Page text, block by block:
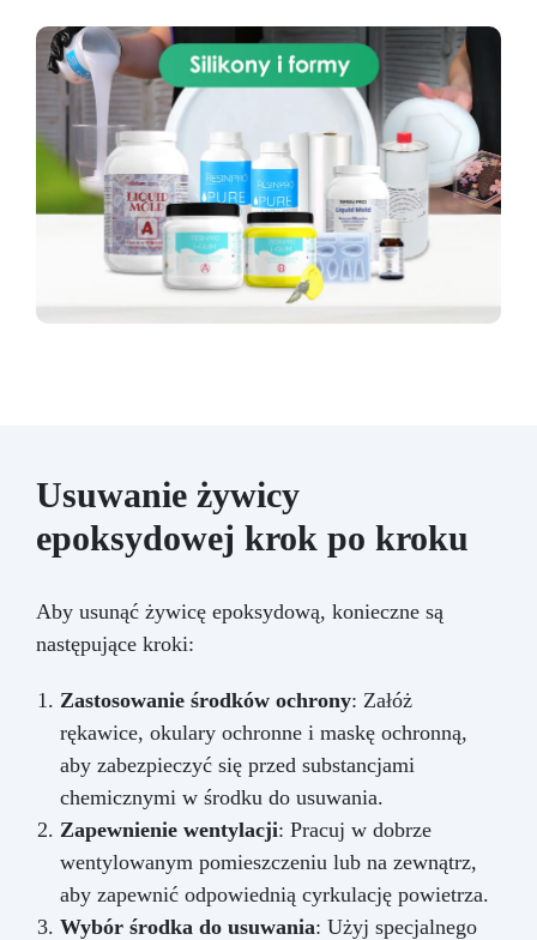
Usuwanie żywicy
epoksydowej krok po kroku
Aby usunąć żywicę epoksydową, konieczne są
następujące kroki:
Zastosowanie środków ochrony: Załóż
rękawice, okulary ochronne i maskę ochronną,
aby zabezpieczyć się przed substancjami
chemicznymi w środku do usuwania.
Zapewnienie wentylacji: Pracuj w dobrze
wentylowanym pomieszczeniu lub na zewnątrz,
aby zapewnić odpowiednią cyrkulację powietrza.
Wybór środka do usuwania: Użyj specjalnego